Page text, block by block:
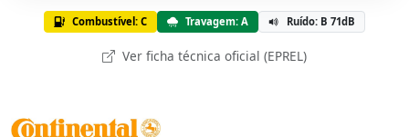
Combustível: C Travagem: A Ruído: B 71dB
Ver ficha técnica oficial (EPREL)